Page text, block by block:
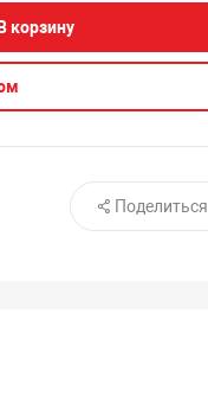
В корзину
Поделиться